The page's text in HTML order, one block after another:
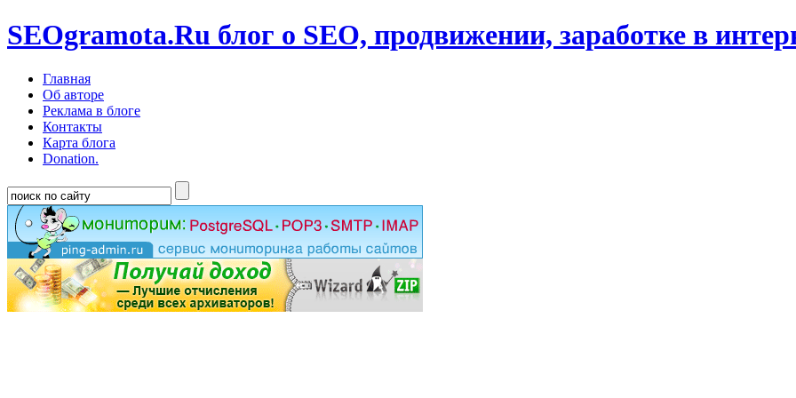
SEOgramota.Ru блог о SEO, продвижении, заработке в
Главная
Об авторе
Реклама в блоге
Контакты
Карта блога
Donation.